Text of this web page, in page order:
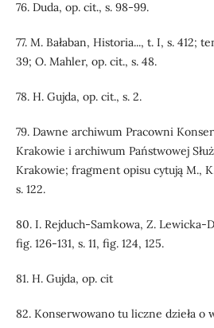
76. Duda, op. cit., s. 98-99.
77. M. Bałaban, Historia..., t. I, s. 412;
39; O. Mahler, op. cit., s. 48.
78. H. Gujda, op. cit., s. 2.
79. Dawne archiwum Pracowni
Krakowie i archiwum Państwowej
Krakowie; fragment opisu cytują M.,
s. 122.
80. I. Rejduch-Samkowa, Z. Lewicka-
fig. 126-131, s. 11, fig. 124, 125.
81. H. Gujda, op. cit
82. Konserwowano tu liczne dzieła o